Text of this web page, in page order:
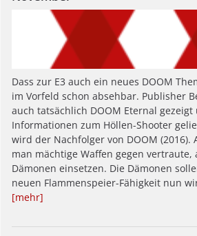
Dass zur E3 auch ein neues DOOM
im Vorfeld schon absehbar. Publisher
auch tatsächlich DOOM Eternal
Informationen zum Höllen-Shooter
wird der Nachfolger von DOOM (2016).
man mächtige Waffen gegen vertraute,
Dämonen einsetzen. Die Dämonen
neuen Flammenspeier-Fähigkeit nun
[mehr]